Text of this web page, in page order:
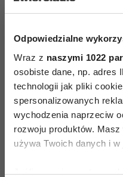
Odpowiedzialne
Wraz z naszymi 1022
osobiste dane, np. adres
technologii jak pliki
spersonalizowanych
wychodzenia naprzeciw
rozwoju produktów.
używa Twoich danych i
Jeśli wyrazisz na to
widzą siebie i chcą
grupy wiekowe,
relacjach z ludźmi,
w życiu zawodowym,
przyznają, że związki
najwięcej radości.